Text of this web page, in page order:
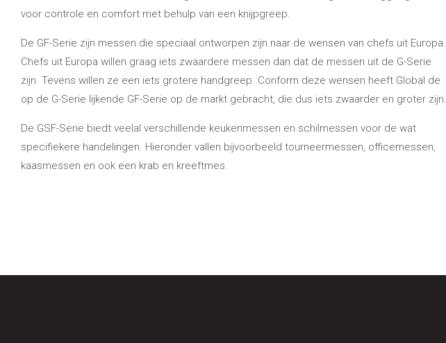
voor controle en comfort met behulp van een knijpgreep.
De GF-Serie zijn messen die speciaal ontworpen zijn naar de wensen van chefs uit Europa.
Chefs uit Europa willen graag iets zwaardere messen dan dat de messen uit de G-Serie
zijn. Tevens willen ze een iets grotere handgreep. Conform deze wensen heeft Global de
op de G-Serie lijkende GF-Serie op de markt gebracht, die dus iets zwaarder en groter zijn.
De GSF-Serie biedt veelal verschillende keukenmessen en schilmessen voor de wat
specifiekere handelingen. Hieronder vallen bijvoorbeeld tourneermessen, officemessen,
kaasmessen en ook een krab en kreeftmes.